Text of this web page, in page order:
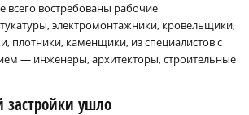
всего востребованы рабочие
электромонтажники, кровельщики,
плотники, каменщики, из специалистов с
— инженеры, архитекторы, строительные
застройки ушло